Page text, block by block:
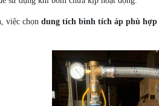
việc chọndung tích bình tích áp phù hợp